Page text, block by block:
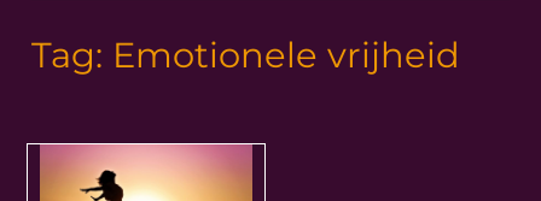
Tag: Emotionele vrijheid